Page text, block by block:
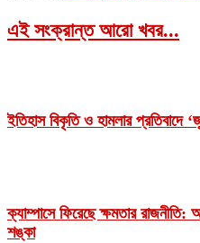
এই সংক্রান্ত আরো খবর...
ইতিহাস বিকৃতি ও হামলার প্রতিবাদে
ক্যাম্পাসে ফিরেছে ক্ষমতার
শঙ্কা